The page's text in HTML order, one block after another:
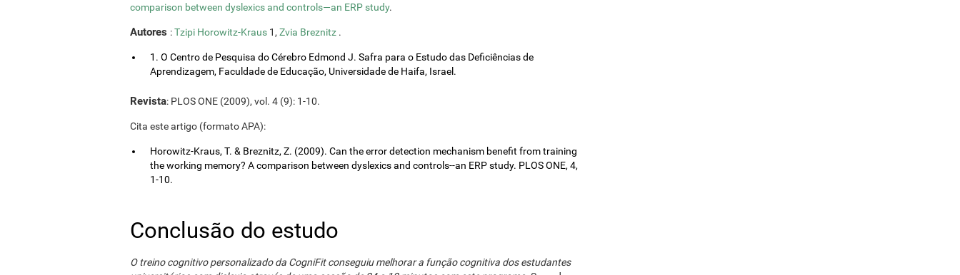
comparison between dyslexics and controls—an ERP study.
Autores :Tzipi Horowitz-Kraus 1, Zvia Breznitz .
1. O Centro de Pesquisa do Cérebro Edmond J. Safra para o Estudo das Deficiências de
Aprendizagem, Faculdade de Educação, Universidade de Haifa, Israel.
Revista: PLOS ONE (2009), vol. 4 (9): 1-10.
Cita este artigo (formato APA):
Horowitz-Kraus, T. & Breznitz, Z. (2009). Can the error detection mechanism benefit from training
the working memory? A comparison between dyslexics and controls--an ERP study. PLOS ONE, 4,
1-10.
Conclusão do estudo
O treino cognitivo personalizado da CogniFit conseguiu melhorar a função cognitiva dos estudantes